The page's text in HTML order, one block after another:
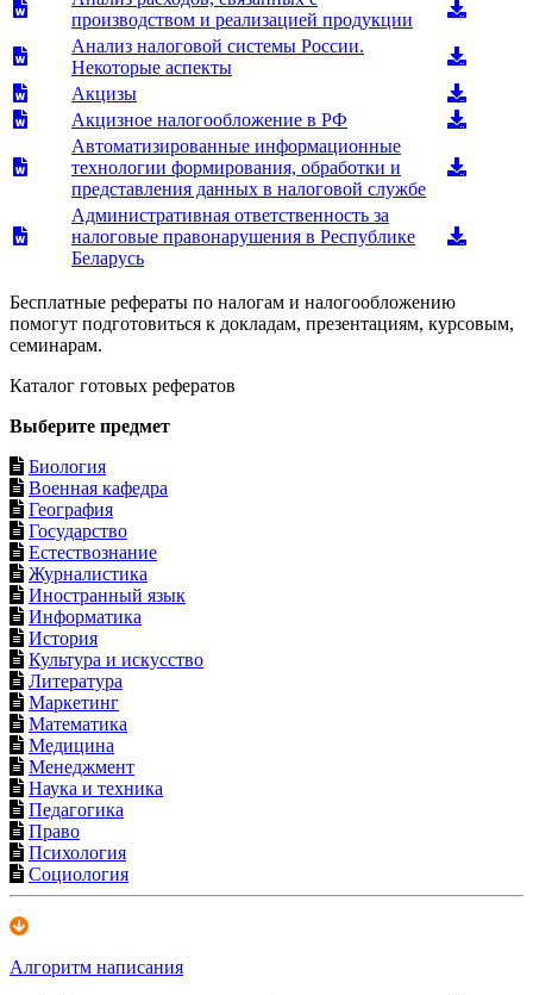
производством и реализацией продукции
Анализ налоговой системы России.
Некоторые аспекты
Акцизы
Акцизное налогообложение в РФ
Автоматизированные информационные
технологии формирования, обработки и
представления данных в налоговой службе
Административная ответственность за
налоговые правонарушения в Республике
Беларусь
Бесплатные рефераты по налогам и налогообложению
помогут подготовиться к докладам, презентациям, курсовым,
семинарам.
Каталог готовых рефератов
Выберите предмет
Биология
Военная кафедра
География
Государство
Естествознание
Журналистика
Иностранный язык
Информатика
История
Культура и искусство
Литература
Маркетинг
Математика
Медицина
Менеджмент
Наука и техника
Педагогика
Право
Психология
Социология
Алгоритм написания